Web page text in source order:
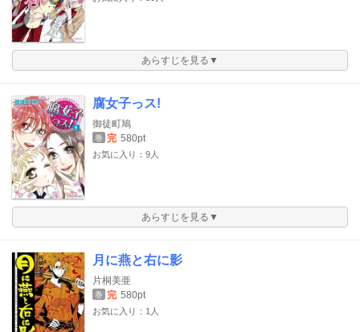
あらすじを見る▼
腐女子っス!
御徒町鳩
巻 完 580pt
お気に入り：9人
あらすじを見る▼
月に燕と右に影
片桐美亜
巻 完 580pt
お気に入り：1人